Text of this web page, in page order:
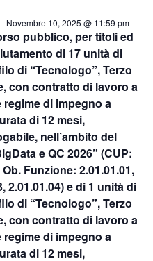
pubblico, per titoli ed
di 17 unità di
di “Tecnologo”, Terzo
con contratto di lavoro a
di impegno a
di 12 mesi,
nell’ambito del
e QC 2026” (CUP:
Funzione: 2.01.01.01,
2.01.01.04) e di 1 unità di
di “Tecnologo”, Terzo
con contratto di lavoro a
di impegno a
di 12 mesi,
Novembre 10, 2025 @ 11:59 pm